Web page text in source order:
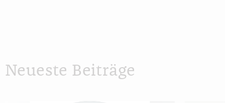
Neueste Beiträge